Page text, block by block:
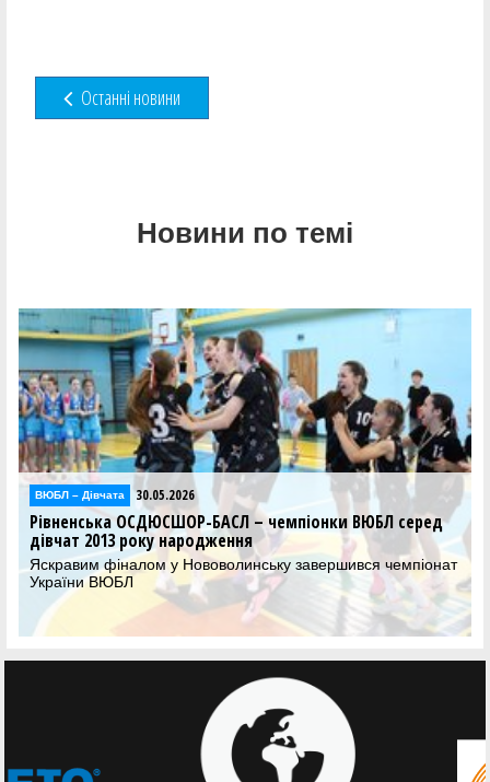
Останні новини
Новини по темі
ВЮБЛ – Дiвчата 30.05.2026
Рівненська ОСДЮСШОР-БАСЛ – чемпіонки ВЮБЛ серед
дівчат 2013 року народження
Яскравим фіналом у Нововолинську завершився чемпіонат
України ВЮБЛ